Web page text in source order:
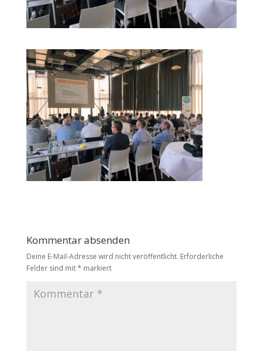
Kommentar absenden
Deine E-Mail-Adresse wird nicht veröffentlicht. Erforderliche
Felder sind mit* markiert